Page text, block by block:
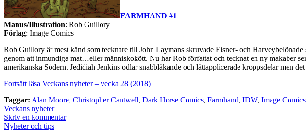
FARMHAND #1
Manus/Illustration: Rob Guillory
Förlag: Image Comics
Rob Guillory är mest känd som tecknare till John Laymans skruvade Eisner- och Harveybelönade
genom att inmundiga mat…eller människokött. Nu har Rob författat och tecknat en ny makaber
amerikanska Södern. Jedidiah Jenkins odlar snabbläkande och lättapplicerade kroppsdelar
Fortsätt läsa Veckans nyheter – vecka 28 (2018)
Taggar: Alan Moore, Christopher Cantwell, Dark Horse Comics, Farmhand, IDW, Image Comics
Veckans nyheter
Skriv en kommentar
Nyheter och tips